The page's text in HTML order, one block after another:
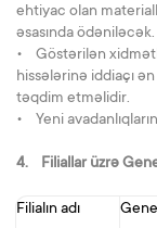
ehtiyac olan
əsasında ödəniləcək.
• Göstərilən
hissələrinə iddiaçı
təqdim etməlidir.
• Yeni
4. Filiallar üzrə
Filialın adı